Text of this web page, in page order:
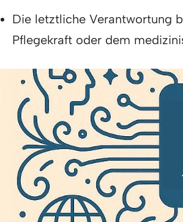
Die letztliche Verantwortung
Pflegekraft oder dem